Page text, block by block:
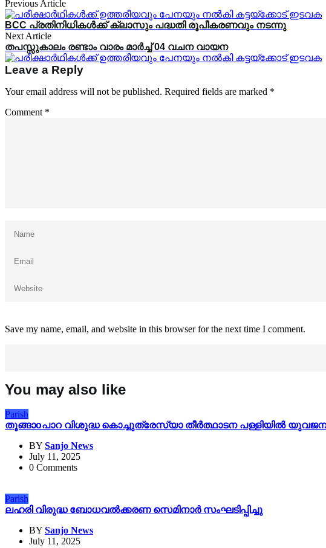
Previous Article
BCC പ്രതിനിധികൾക്ക് ക്ലാസും പദ്ധതി രൂപീകരണവും നടന്നു
Next Article
തപസ്സുകാലം രണ്ടാം വാരം മാർച്ച് 04 വചന വായന
Leave a Reply
Your email address will not be published. Required fields are marked *
Comment *
Save my name, email, and website in this browser for the next time I comment.
You may also like
Parish
തൂങ്ങാoപാറ വിശുദ്ധ കൊച്ചുത്രേസ്യാ തീർത്ഥാടന പള്ളിയിൽ
BY Sanjo News
July 11, 2025
0 Comments
Parish
ലഹരി വിരുദ്ധ ബോധവൽക്കരണ സെമിനാർ സംഘടിപ്പിച്ചു
BY Sanjo News
July 11, 2025